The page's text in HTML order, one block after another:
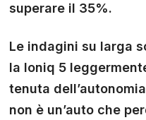
superare il 35%.
Le indagini su larga
la Ioniq 5
tenuta
non è un’auto che